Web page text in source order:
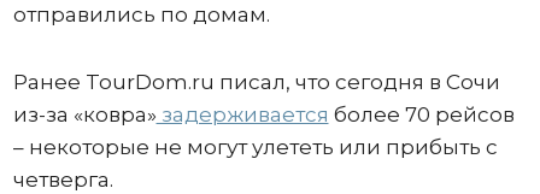
отправились по домам.
Ранее TourDom.ru писал, что сегодня в Сочи
из-за «ковра» задерживается более 70 рейсов
– некоторые не могут улететь или прибыть с
четверга.